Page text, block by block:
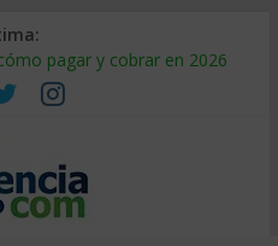
pagar y cobrar en 2026
qué sale tan caro
auditarla a tiempo
de suministro: qué hacer
cómo segmentarlo y venderle